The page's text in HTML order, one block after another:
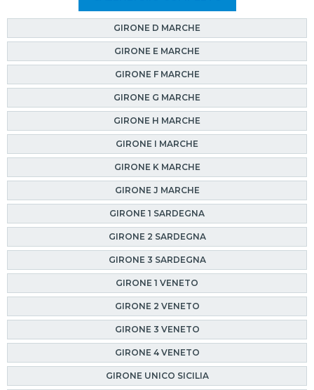
GIRONE D MARCHE
GIRONE E MARCHE
GIRONE F MARCHE
GIRONE G MARCHE
GIRONE H MARCHE
GIRONE I MARCHE
GIRONE K MARCHE
GIRONE J MARCHE
GIRONE 1 SARDEGNA
GIRONE 2 SARDEGNA
GIRONE 3 SARDEGNA
GIRONE 1 VENETO
GIRONE 2 VENETO
GIRONE 3 VENETO
GIRONE 4 VENETO
GIRONE UNICO SICILIA